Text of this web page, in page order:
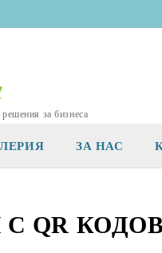
за бизнеса
ЗА НАС
QR